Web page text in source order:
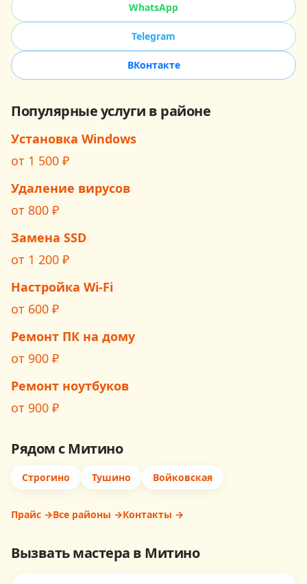
WhatsApp
Telegram
ВКонтакте
Популярные услуги в районе
Установка Windows
от 1 500 ₽
Удаление вирусов
от 800 ₽
Замена SSD
от 1 200 ₽
Настройка Wi‑Fi
от 600 ₽
Ремонт ПК на дому
от 900 ₽
Ремонт ноутбуков
от 900 ₽
Рядом сМитино
Строгино Тушино Войковская
Прайс →Все районы →Контакты →
Вызвать мастера в Митино